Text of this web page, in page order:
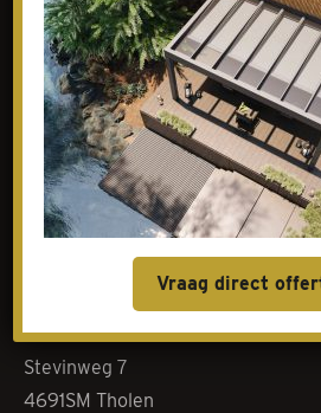
Contact
Goes
Livingstoneweg 46
4462 GL Goes
0113-342101
baliegoes@elenbaasnoom.nl
Tholen
Stevinweg 7
4691SM Tholen
Vraag direct